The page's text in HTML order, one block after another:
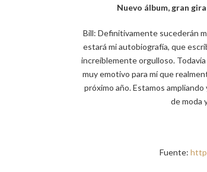
Nuevo álbum, gran
Bill: Definitivamente sucederán
estará mi autobiografía, que
increíblemente orgulloso.
muy emotivo para mí que
próximo año. Estamos
de moda
Fuente: